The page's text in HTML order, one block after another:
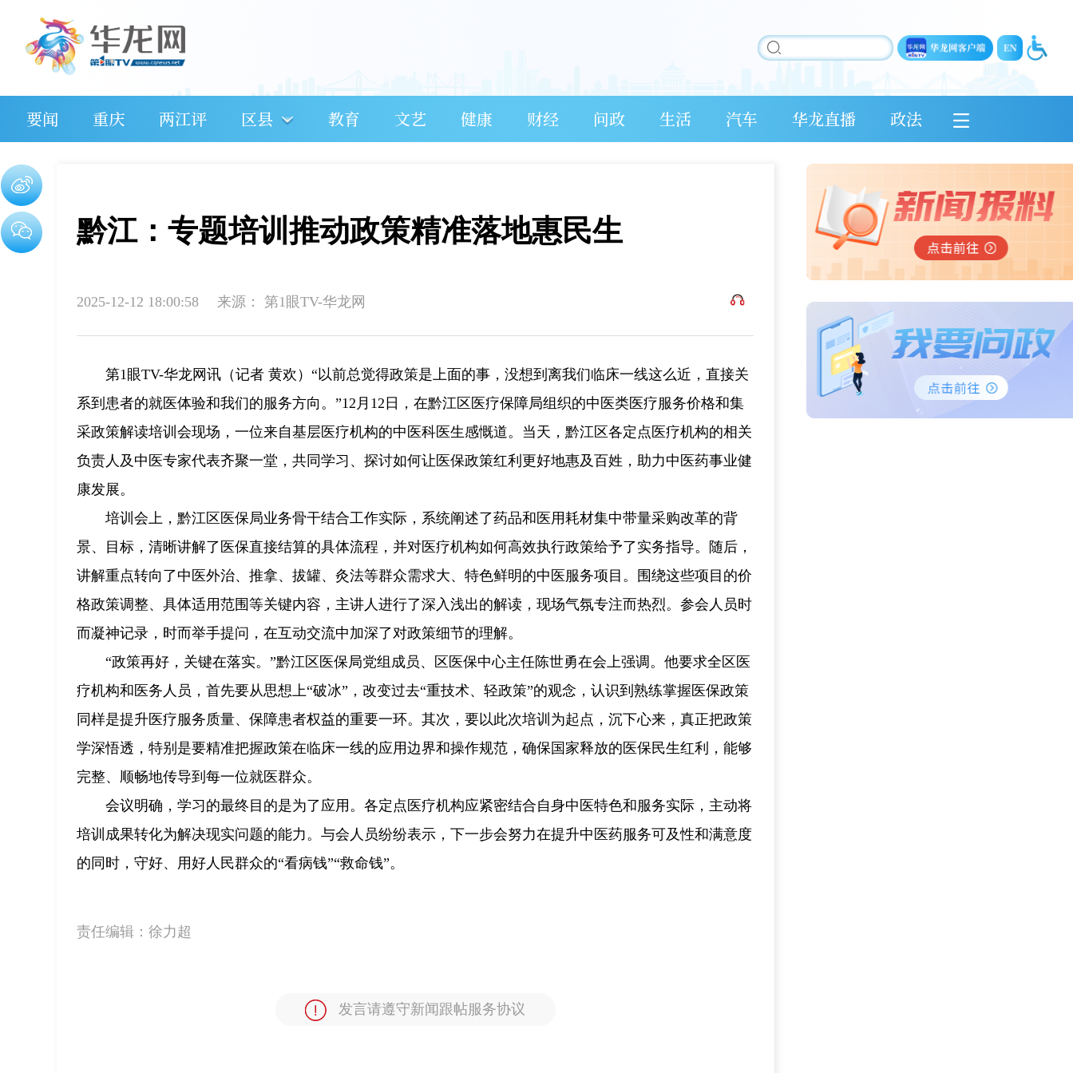
要闻 重庆 两江评 区县 教育 文艺 健康 财经 问政 生活 汽车 华龙直播 政法
黔江：专题培训推动政策精准落地惠民生
2025-12-12 18:00:58 来源： 第1眼TV-华龙网
第1眼TV-华龙网讯（记者 黄欢）“以前总觉得政策是上面的事，没想到离我们临床一线这么近，直接关
系到患者的就医体验和我们的服务方向。”12月12日，在黔江区医疗保障局组织的中医类医疗服务价格和集
采政策解读培训会现场，一位来自基层医疗机构的中医科医生感慨道。当天，黔江区各定点医疗机构的相关
负责人及中医专家代表齐聚一堂，共同学习、探讨如何让医保政策红利更好地惠及百姓，助力中医药事业健
康发展。
培训会上，黔江区医保局业务骨干结合工作实际，系统阐述了药品和医用耗材集中带量采购改革的背
景、目标，清晰讲解了医保直接结算的具体流程，并对医疗机构如何高效执行政策给予了实务指导。随后，
讲解重点转向了中医外治、推拿、拔罐、灸法等群众需求大、特色鲜明的中医服务项目。围绕这些项目的价
格政策调整、具体适用范围等关键内容，主讲人进行了深入浅出的解读，现场气氛专注而热烈。参会人员时
而凝神记录，时而举手提问，在互动交流中加深了对政策细节的理解。
“政策再好，关键在落实。”黔江区医保局党组成员、区医保中心主任陈世勇在会上强调。他要求全区医
疗机构和医务人员，首先要从思想上“破冰”，改变过去“重技术、轻政策”的观念，认识到熟练掌握医保政策
同样是提升医疗服务质量、保障患者权益的重要一环。其次，要以此次培训为起点，沉下心来，真正把政策
学深悟透，特别是要精准把握政策在临床一线的应用边界和操作规范，确保国家释放的医保民生红利，能够
完整、顺畅地传导到每一位就医群众。
会议明确，学习的最终目的是为了应用。各定点医疗机构应紧密结合自身中医特色和服务实际，主动将
培训成果转化为解决现实问题的能力。与会人员纷纷表示，下一步会努力在提升中医药服务可及性和满意度
的同时，守好、用好人民群众的“看病钱”“救命钱”。
责任编辑： 徐力超
发言请遵守新闻跟帖服务协议